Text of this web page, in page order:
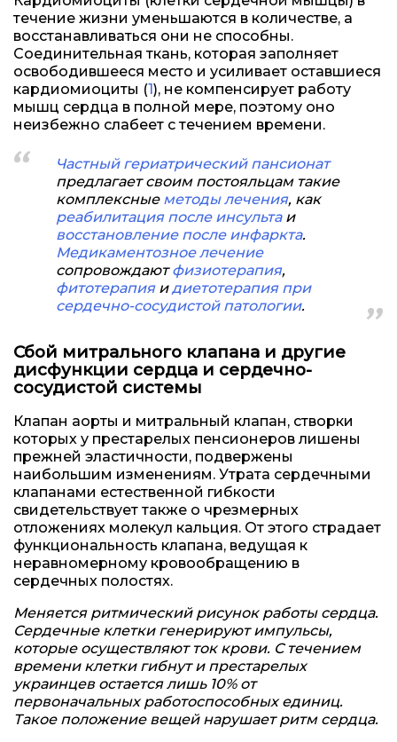
течение жизни уменьшаются в количестве, а
восстанавливаться они не способны.
Соединительная ткань, которая заполняет
освободившееся место и усиливает оставшиеся
кардиомиоциты (1), не компенсирует работу
мышц сердца в полной мере, поэтому оно
неизбежно слабеет с течением времени.
Частный гериатрический пансионат
предлагает своим постояльцам такие
комплексные методы лечения, как
реабилитация после инсультаи
восстановление после инфаркта.
Медикаментозное лечение
сопровождаютфизиотерапия,
фитотерапияидиетотерапия при
сердечно-сосудистой патологии.
Сбой митрального клапана и другие
дисфункции сердца и сердечно-
сосудистой системы
Клапан аорты и митральный клапан, створки
которых у престарелых пенсионеров лишены
прежней эластичности, подвержены
наибольшим изменениям. Утрата сердечными
клапанами естественной гибкости
свидетельствует также о чрезмерных
отложениях молекул кальция. От этого страдает
функциональность клапана, ведущая к
неравномерному кровообращению в
сердечных полостях.
Меняется ритмический рисунок работы сердца.
Сердечные клетки генерируют импульсы,
которые осуществляют ток крови. С течением
времени клетки гибнут и престарелых
украинцев остается лишь 10% от
первоначальных работоспособных единиц.
Такое положение вещей нарушает ритм сердца.